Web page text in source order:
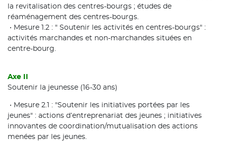
la revitalisation des centres-bourgs ; études de
réaménagement des centres-bourgs.
• Mesure 1.2 : " Soutenir les activités en centres-bourgs" :
activités marchandes et non-marchandes situées en
centre-bourg.
Axe II
Soutenir la jeunesse (16-30 ans)
• Mesure 2.1 : "Soutenir les initiatives portées par les
jeunes" : actions d’entreprenariat des jeunes ; initiatives
innovantes de coordination/mutualisation des actions
menées par les jeunes.